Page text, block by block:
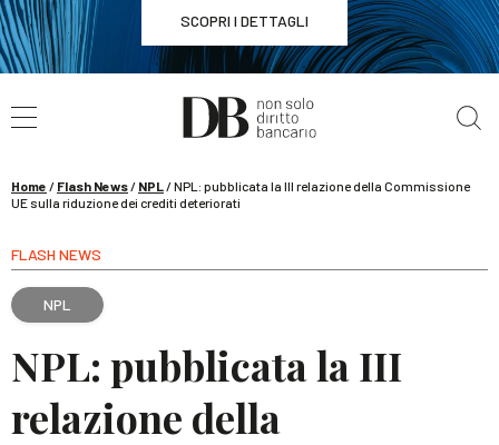
SCOPRI I DETTAGLI
WEBINAR / 1° Ottobre
La riforma del sistema sanzionatorio del TUF
Home / Flash News/ NPL/NPL: pubblicata la III relazione della Commissione
UE sulla riduzione dei crediti deteriorati
FLASH NEWS
NPL
NPL: pubblicata la III
relazione della